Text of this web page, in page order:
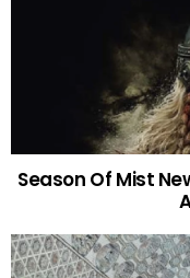
Season Of Mist